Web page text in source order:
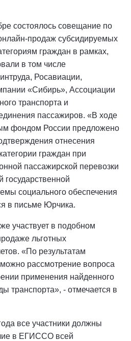
состоялось совещание по
продаж субсидируемых
граждан в рамках,
в том числе
Росавиации,
«Сибирь», Ассоциации
транспорта и
пассажиров. «В ходе
фондом России предложено
отнесения
граждан при
пассажирской перевозки
социального обеспечения
в письме Юрчика.
участвует в подобном
льготных
«По результатам
рассмотрение вопроса
применения найденного
транспорта», - отмечается в
все участники должны
в ЕГИССО всей